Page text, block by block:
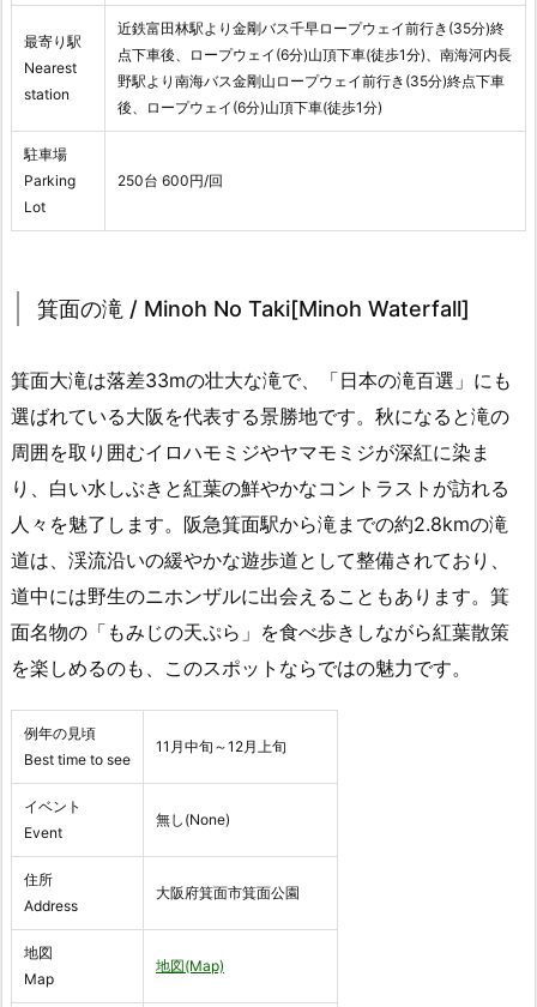
最寄り駅
Nearest
station
近鉄富田林駅より金剛バス千早ロープウェイ前行き(35分)終
点下車後、ロープウェイ(6分)山頂下車(徒歩1分)、南海河内長
野駅より南海バス金剛山ロープウェイ前行き(35分)終点下車
後、ロープウェイ(6分)山頂下車(徒歩1分)
駐車場
Parking
Lot
250台 600円/回
箕面の滝 / Minoh No Taki[Minoh Waterfall]
箕面大滝は落差33mの壮大な滝で、「日本の滝百選」にも
選ばれている大阪を代表する景勝地です。秋になると滝の
周囲を取り囲むイロハモミジやヤマモミジが深紅に染ま
り、白い水しぶきと紅葉の鮮やかなコントラストが訪れる
人々を魅了します。阪急箕面駅から滝までの約2.8kmの滝
道は、渓流沿いの緩やかな遊歩道として整備されており、
道中には野生のニホンザルに出会えることもあります。箕
面名物の「もみじの天ぷら」を食べ歩きしながら紅葉散策
を楽しめるのも、このスポットならではの魅力です。
例年の見頃
Best time to see
11月中旬～12月上旬
イベント
Event
無し(None)
住所
Address
大阪府箕面市箕面公園
地図
Map
地図(Map)